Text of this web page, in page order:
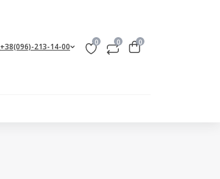
+38(096)-213-14-00 0 0 0